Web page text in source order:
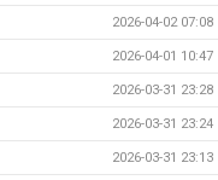
2026-04-02 07:08
2026-04-01 10:47
2026-03-31 23:28
2026-03-31 23:24
2026-03-31 23:13